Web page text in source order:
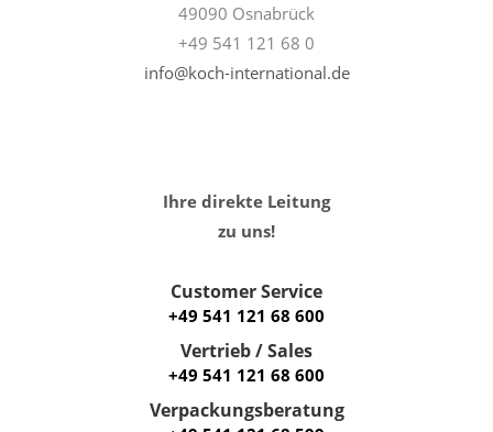
49090 Osnabrück
+49 541 121 68 0
info@koch-international.de
Ihre direkte Leitung
zu uns!
Customer Service
+49 541 121 68 600
Vertrieb / Sales
+49 541 121 68 600
Verpackungsberatung